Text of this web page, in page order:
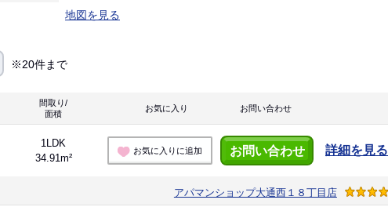
地図を見る
※20件まで
間取り/
面積
お気に入り お問い合わせ
1LDK
34.91m²
お気に入りに追加 お問い合わせ 詳細を見る
アパマンショップ大通西１８丁目店